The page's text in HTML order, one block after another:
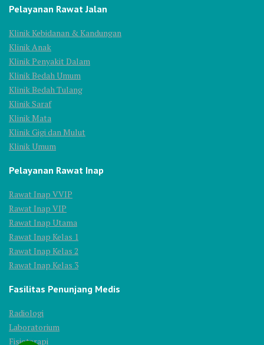
Pelayanan Rawat Jalan
Klinik Kebidanan & Kandungan
Klinik Anak
Klinik Penyakit Dalam
Klinik Bedah Umum
Klinik Bedah Tulang
Klinik Saraf
Klinik Mata
Klinik Gigi dan Mulut
Klinik Umum
Pelayanan Rawat Inap
Rawat Inap VVIP
Rawat Inap VIP
Rawat Inap Utama
Rawat Inap Kelas 1
Rawat Inap Kelas 2
Rawat Inap Kelas 3
Fasilitas Penunjang Medis
Radiologi
Laboratorium
Fisioterapi